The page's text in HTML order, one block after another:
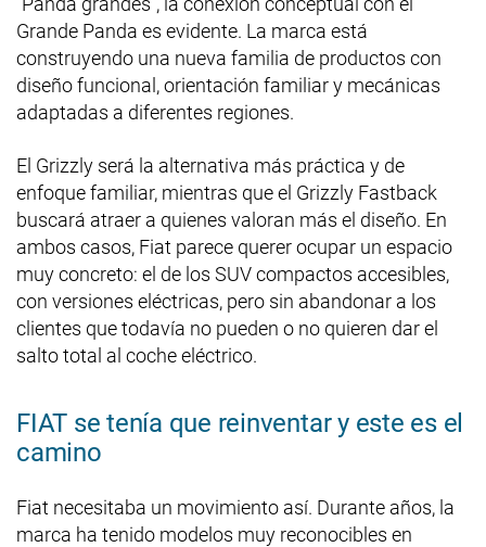
Grande Panda es evidente. La marca está
construyendo una nueva familia de productos con
diseño funcional, orientación familiar y mecánicas
adaptadas a diferentes regiones.
El Grizzly será la alternativa más práctica y de
enfoque familiar, mientras que el Grizzly Fastback
buscará atraer a quienes valoran más el diseño. En
ambos casos, Fiat parece querer ocupar un espacio
muy concreto: el de los SUV compactos accesibles,
con versiones eléctricas, pero sin abandonar a los
clientes que todavía no pueden o no quieren dar el
salto total al coche eléctrico.
FIAT se tenía que reinventar y este es el
camino
Fiat necesitaba un movimiento así. Durante años, la
marca ha tenido modelos muy reconocibles en